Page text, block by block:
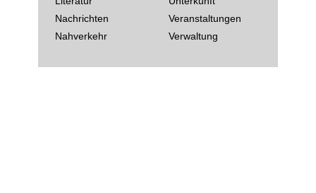
Nachrichten
Nahverkehr
Veranstaltungen
Verwaltung